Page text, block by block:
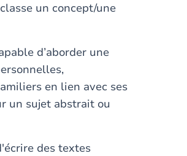
un concept/une
d’aborder une
en lien avec ses
un sujet abstrait ou
des textes